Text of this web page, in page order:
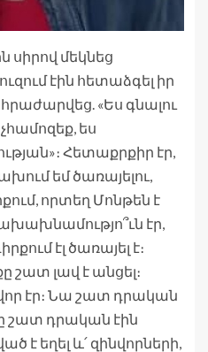
սիրով մեկնեց
էին հետաձգել իր
«Ես գնալու
ես
Հետաքրքիր էր,
եմ ծառայելու,
որտեղ Մոնթեն է
էր,
էլ ծառայել է։
շատ լավ է անցել։
էր։ Նա շատ դրական
շատ դրական էին
է եղել և՛ զինվորների,